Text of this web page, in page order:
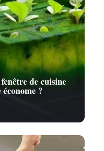
de cuisine
?